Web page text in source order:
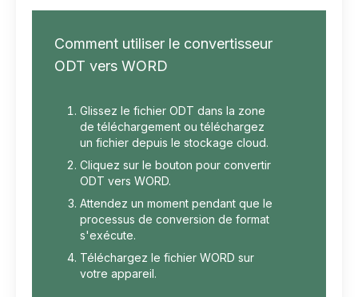
Comment utiliser le convertisseur
ODT vers WORD
Glissez le fichier ODT dans la zone
de téléchargement ou téléchargez
un fichier depuis le stockage cloud.
Cliquez sur le bouton pour convertir
ODT vers WORD.
Attendez un moment pendant que le
processus de conversion de format
s'exécute.
Téléchargez le fichier WORD sur
votre appareil.